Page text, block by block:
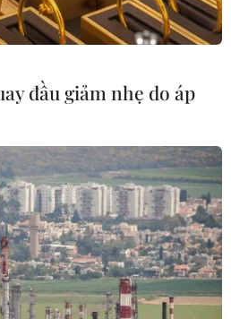
đầu giảm nhẹ do áp